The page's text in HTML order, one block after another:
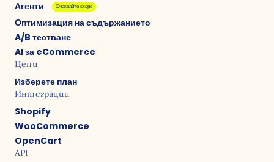
Агенти
Очаквайте скоро
Оптимизация на съдържанието
A/B тестване
AI за eCommerce
Цени
Изберете план
Интеграции
Shopify
WooCommerce
OpenCart
API